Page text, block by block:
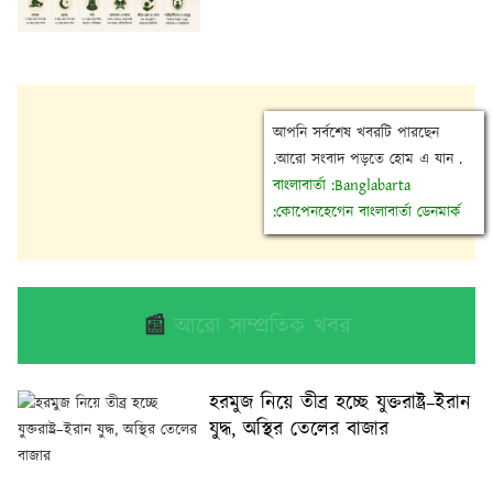
আপনি সর্বশেষ খবরটি পারছেন
.আরো সংবাদ পড়তে হোম এ যান .
বাংলাবার্তা :Banglabarta
:কোপেনহেগেন বাংলাবার্তা ডেনমার্ক
📰আরো সাম্প্রতিক খবর
হরমুজ নিয়ে তীব্র হচ্ছে যুক্তরাষ্ট্র–ইরান
যুদ্ধ, অস্থির তেলের বাজার